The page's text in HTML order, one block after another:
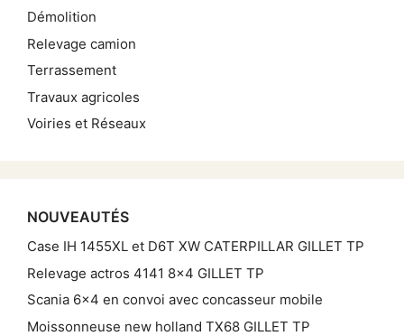
Démolition
Relevage camion
Terrassement
Travaux agricoles
Voiries et Réseaux
NOUVEAUTÉS
Case IH 1455XL et D6T XW CATERPILLAR GILLET TP
Relevage actros 4141 8×4 GILLET TP
Scania 6×4 en convoi avec concasseur mobile
Moissonneuse new holland TX68 GILLET TP